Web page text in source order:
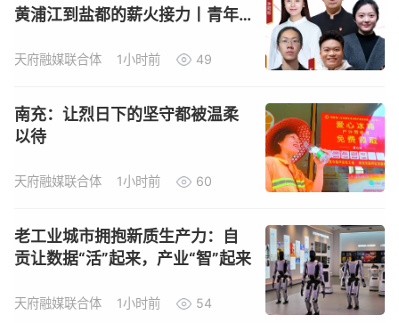
黄浦江到盐都的薪火接力丨青年
天府融媒联合体 1小时前 49
南充：让烈日下的坚守都被温柔
以待
天府融媒联合体 1小时前 60
老工业城市拥抱新质生产力：自
贡让数据“活”起来，产业“智”起来
天府融媒联合体 1小时前 54